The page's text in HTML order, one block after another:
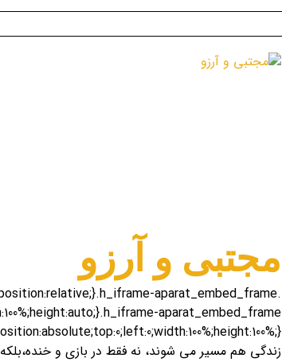
مجتبی و آرزو
aparat_embed_frame
aparat_embed_frame
زندگی هم مسیر می شوند، نه فقط در بازی و